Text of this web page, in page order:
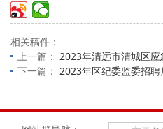
相关稿件：
上一篇： 2023年清远市清城区
下一篇： 2023年区纪委监委招